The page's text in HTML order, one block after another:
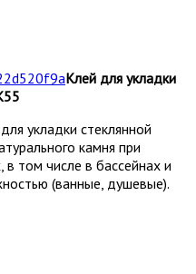
Клей для укладки
укладки стеклянной
камня при
том числе в бассейнах и
(ванные, душевые).